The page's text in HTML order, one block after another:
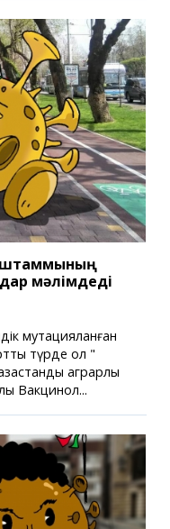
штаммының
мәлімдеді
мутацияланған
түрде ол "
аграрлық
Вакцинол...